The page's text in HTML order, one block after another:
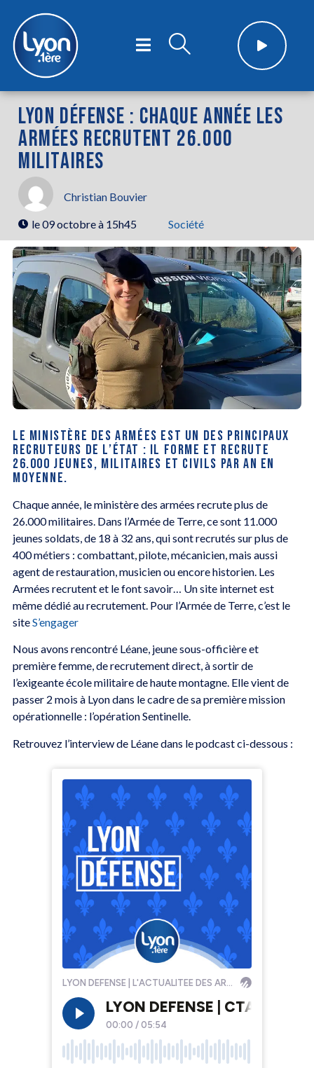
LYON DÉFENSE : CHAQUE ANNÉE LES
ARMÉES RECRUTENT 26.000
MILITAIRES
Christian Bouvier
le09 octobre à 15h45 Société
LE MINISTÈRE DES ARMÉES EST UN DES PRINCIPAUX
RECRUTEURS DE L’ÉTAT : IL FORME ET RECRUTE
26.000 JEUNES, MILITAIRES ET CIVILS PAR AN EN
MOYENNE.
Chaque année, le ministère des armées recrute plus de
26.000 militaires. Dans l’Armée de Terre, ce sont 11.000
jeunes soldats, de 18 à 32 ans, qui sont recrutés sur plus de
400 métiers : combattant, pilote, mécanicien, mais aussi
agent de restauration, musicien ou encore historien. Les
Armées recrutent et le font savoir… Un site internet est
même dédié au recrutement. Pour l’Armée de Terre, c’est le
siteS’engager
Nous avons rencontré Léane, jeune sous-officière et
première femme, de recrutement direct, à sortir de
l’exigeante école militaire de haute montagne. Elle vient de
passer 2 mois à Lyon dans le cadre de sa première mission
opérationnelle : l’opération Sentinelle.
Retrouvez l’interview de Léane dans le podcast ci-dessous :